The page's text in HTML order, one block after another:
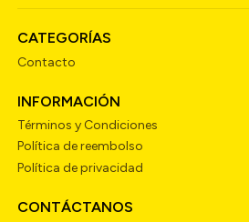
CATEGORÍAS
Contacto
INFORMACIÓN
Términos y Condiciones
Política de reembolso
Política de privacidad
CONTÁCTANOS